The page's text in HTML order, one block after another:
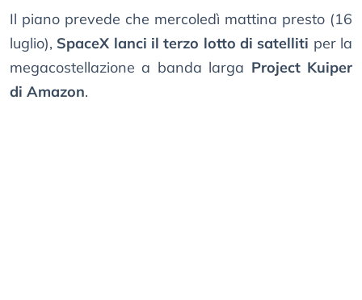
Il piano prevede che mercoledì mattina presto (16
luglio), SpaceX lanci il terzo lotto di satelliti per la
megacostellazione a banda larga Project Kuiper
di Amazon.